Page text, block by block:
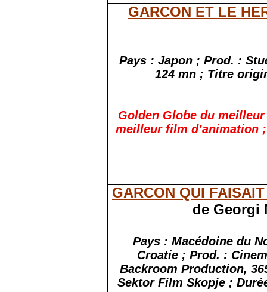
GARCON ET LE
Pays : Japon ; Prod. :
124 mn ; Titre
Golden Globe du
meilleur film d’animation
GARCON QUI
de Georgi
Pays : Macédoine du
Croatie ; Prod. :
Backroom Production,
Sektor Film Skopje ;